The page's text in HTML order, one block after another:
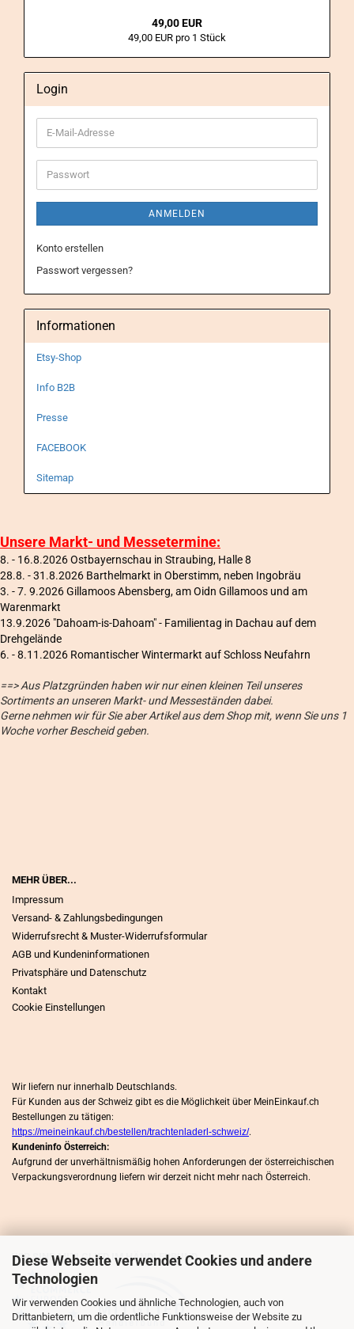
Diese Webseite verwendet Cookies und andere
Technologien
Wir verwenden Cookies und ähnliche Technologien, auch von
Drittanbietern, um die ordentliche Funktionsweise der Website zu
49,00 EUR
49,00 EUR pro 1 Stück
Login
E-
Mail-
Adresse
Passwort
ANMELDEN
Konto erstellen
Passwort vergessen?
Informationen
Etsy-Shop
Info B2B
Presse
FACEBOOK
Sitemap
Unsere Markt- und Messetermine:
8. - 16.8.2026 Ostbayernschau in Straubing, Halle 8
28.8. - 31.8.2026 Barthelmarkt in Oberstimm, neben Ingobräu
3. - 7. 9.2026 Gillamoos Abensberg, am Oidn Gillamoos und am
Warenmarkt
13.9.2026 "Dahoam-is-Dahoam" - Familientag in Dachau auf dem
Drehgelände
6. - 8.11.2026 Romantischer Wintermarkt auf Schloss Neufahrn
==> Aus Platzgründen haben wir nur einen kleinen Teil unseres
Sortiments an unseren Markt- und Messeständen dabei.
Gerne nehmen wir für Sie aber Artikel aus dem Shop mit, wenn Sie uns 1
Woche vorher Bescheid geben.
MEHR ÜBER...
Impressum
Versand- & Zahlungsbedingungen
Widerrufsrecht & Muster-Widerrufsformular
AGB und Kundeninformationen
Privatsphäre und Datenschutz
Kontakt
Cookie Einstellungen
Wir liefern nur innerhalb Deutschlands.
Für Kunden aus der Schweiz gibt es die Möglichkeit über MeinEinkauf.ch
Bestellungen zu tätigen:
https://meineinkauf.ch/bestellen/trachtenladerl-schweiz/.
Kundeninfo Österreich:
Aufgrund der unverhältnismäßig hohen Anforderungen der österreichischen
Verpackungsverordnung liefern wir derzeit nicht mehr nach Österreich.
WIR SIND MITLGLIED IM HÄNDLERBUND